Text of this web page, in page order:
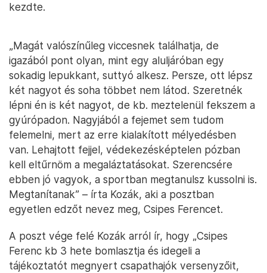
kezdte.
„Magát valószínűleg viccesnek találhatja, de
igazából pont olyan, mint egy aluljáróban egy
sokadig lepukkant, suttyó alkesz. Persze, ott lépsz
két nagyot és soha többet nem látod. Szeretnék
lépni én is két nagyot, de kb. meztelenül fekszem a
gyúrópadon. Nagyjából a fejemet sem tudom
felemelni, mert az erre kialakított mélyedésben
van. Lehajtott fejjel, védekezésképtelen pózban
kell eltűrnöm a megaláztatásokat. Szerencsére
ebben jó vagyok, a sportban megtanulsz kussolni is.
Megtanítanak” – írta Kozák, aki a posztban
egyetlen edzőt nevez meg, Csipes Ferencet.
A poszt vége felé Kozák arról ír, hogy „Csipes
Ferenc kb 3 hete bomlasztja és idegeli a
tájékoztatót megnyert csapathajók versenyzőit,